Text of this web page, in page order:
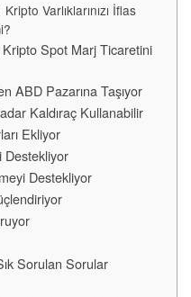
Varlıklarınızı İflas
Kripto Spot Marj Ticaretini
ABD Pazarına Taşıyor
Kaldıraç Kullanabilir
Ekliyor
Destekliyor
Destekliyor
Sorulan Sorular